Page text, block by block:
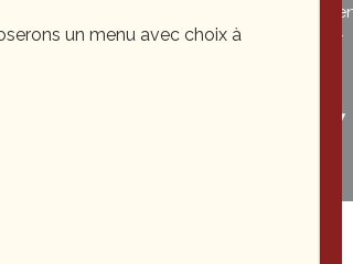
Du mardi au
Le samedi soir
35 22 27
un menu avec choix à